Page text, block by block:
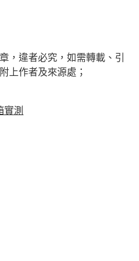
，違者必究，如需轉載、引
上作者及來源處；
實測